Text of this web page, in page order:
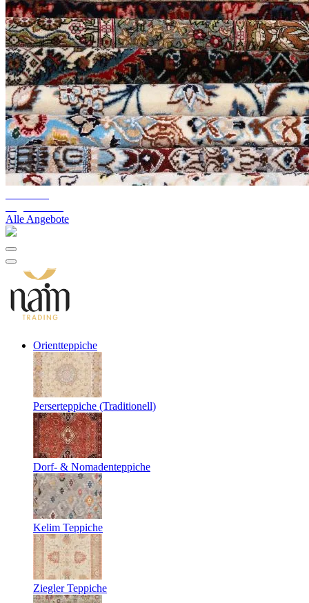
Alle Angebote
Orientteppiche
Perserteppiche (Traditionell)
Dorf- & Nomadenteppiche
Kelim Teppiche
Ziegler Teppiche